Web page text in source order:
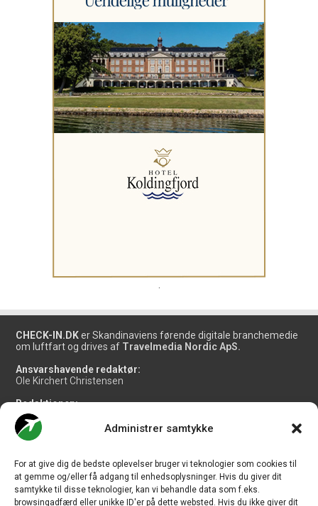
Administrer samtykke
For at give dig de bedste oplevelser bruger vi teknologier som cookies til
at gemme og/eller få adgang til enhedsoplysninger. Hvis du giver dit
samtykke til disse teknologier, kan vi behandle data som f.eks.
browsingadfærd eller unikke ID'er på dette websted. Hvis du ikke giver dit
CHECK-IN.DK er Skandinaviens førende digitale branchemedie
om luftfart og drives af Travelmedia Nordic ApS.
Ansvarshavende redaktør:
Ole Kirchert Christensen
Redaktionen:
Christian Granhøj Skouboe
Henrik Baumgarten
Danny Longhi Andreasen
Salg og jobannoncer:
salg@travelmedianordic.com